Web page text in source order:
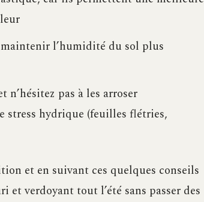
l’humidité du sol plus
pas à les arroser
stress hydrique (feuilles flétries,
et en suivant ces quelques conseils
verdoyant tout l’été sans passer des